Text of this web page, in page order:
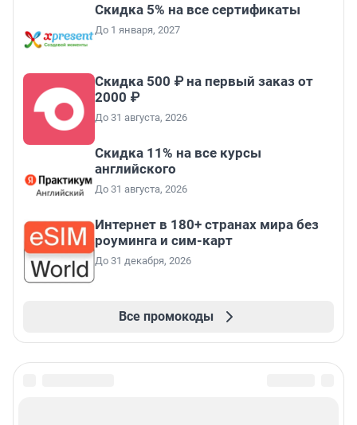
Скидка 5% на все сертификаты
До 1 января, 2027
Скидка 500 ₽ на первый заказ от
2000 ₽
До 31 августа, 2026
Скидка 11% на все курсы
английского
До 31 августа, 2026
Интернет в 180+ странах мира без
роуминга и сим-карт
До 31 декабря, 2026
Все промокоды